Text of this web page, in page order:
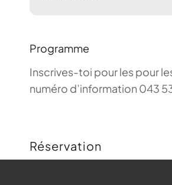
Programme
Inscrives-toi pour les pour
numéro d’information 043
Réservation